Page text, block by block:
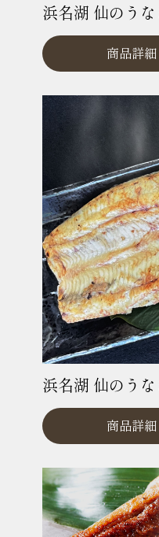
浜名湖 仙のう
商品詳細
浜名湖 仙のう
商品詳細